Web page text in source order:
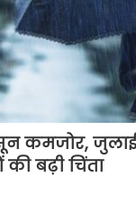
कमजोर,
बढ़ी चिंता